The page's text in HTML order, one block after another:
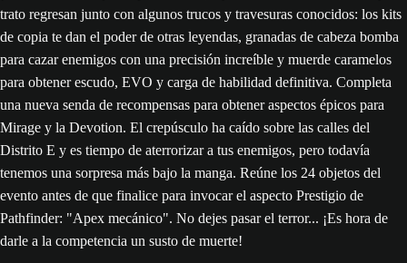
trato regresan junto con algunos trucos y travesuras conocidos: los kits
de copia te dan el poder de otras leyendas, granadas de cabeza bomba
para cazar enemigos con una precisión increíble y muerde caramelos
para obtener escudo, EVO y carga de habilidad definitiva. Completa
una nueva senda de recompensas para obtener aspectos épicos para
Mirage y la Devotion. El crepúsculo ha caído sobre las calles del
Distrito E y es tiempo de aterrorizar a tus enemigos, pero todavía
tenemos una sorpresa más bajo la manga. Reúne los 24 objetos del
evento antes de que finalice para invocar el aspecto Prestigio de
Pathfinder: "Apex mecánico". No dejes pasar el terror... ¡Es hora de
darle a la competencia un susto de muerte!